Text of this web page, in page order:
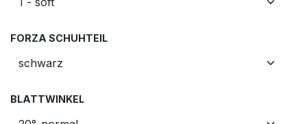
FORZA SCHUHTEIL
BLATTWINKEL